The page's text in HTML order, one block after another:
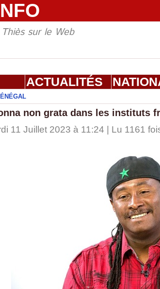
sur le Web
ACTUALITÉS
non grata dans les instituts
11 Juillet 2023 à 11:24 | Lu 1161